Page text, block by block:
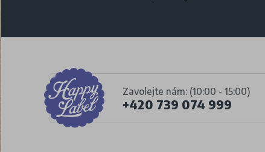
Zavolejte nám: (10:00 - 15:00)
+420 739 074 999